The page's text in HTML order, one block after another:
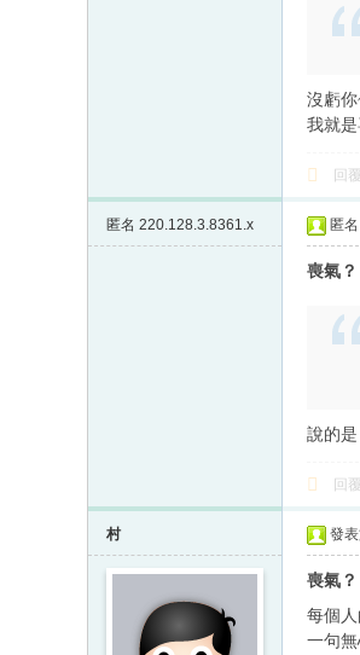
沒虧
我就
回覆
匿名 220.128.3.8361.x 匿名
喪氣？
說的
回覆
村 發
喪氣？
每個
一句